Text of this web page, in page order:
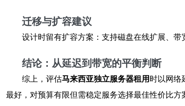
迁移与扩容建议
设计时留有扩容方案：支持磁盘在线扩展、
结论：从延迟到带宽的平衡判断
综上，评估马来西亚独立服务器租用 时以网络
最好，对预算有限但需稳定服务选择最佳性价比方